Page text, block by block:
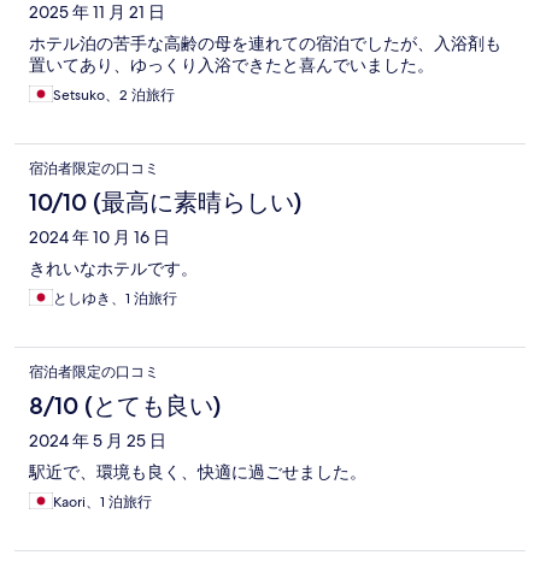
2025 年 11 月 21 日
ホテル泊の苦手な高齢の母を連れての宿泊でしたが、入浴剤も
置いてあり、ゆっくり入浴できたと喜んでいました。
Setsuko、2 泊旅行
宿泊者限定の口コミ
10/10 (最高に素晴らしい)
2024 年 10 月 16 日
きれいなホテルです。
としゆき、1 泊旅行
宿泊者限定の口コミ
8/10 (とても良い)
2024 年 5 月 25 日
駅近で、環境も良く、快適に過ごせました。
Kaori、1 泊旅行